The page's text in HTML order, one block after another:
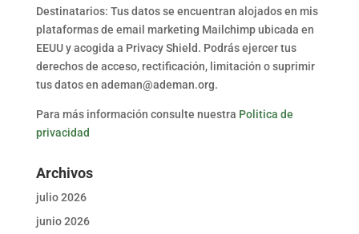
Destinatarios: Tus datos se encuentran alojados en mis
plataformas de email marketing Mailchimp ubicada en
EEUU y acogida a Privacy Shield. Podrás ejercer tus
derechos de acceso, rectificación, limitación o suprimir
tus datos en ademan@ademan.org.
Para más información consulte nuestra Politica de
privacidad
Archivos
julio 2026
junio 2026